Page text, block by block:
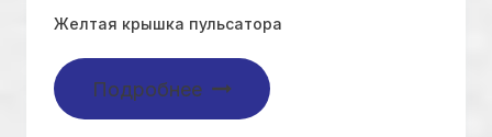
Желтая крышка пульсатора
Подробнее